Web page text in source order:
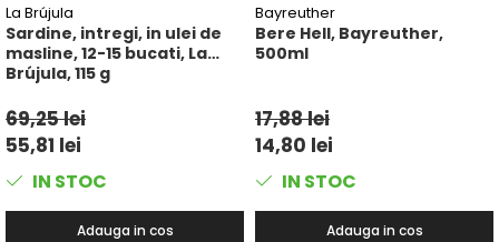
La Brújula
Sardine, intregi, in ulei de
masline, 12-15 bucati, La
Brújula, 115 g
69,25 lei
55,81 lei
IN STOC
Adauga in cos
Bayreuther
Bere Hell, Bayreuther,
500ml
17,88 lei
14,80 lei
IN STOC
Adauga in cos